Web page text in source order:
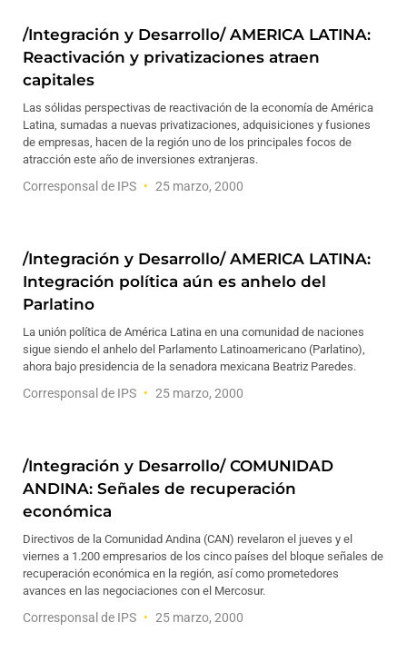
/Integración y Desarrollo/ AMERICA LATINA:
Reactivación y privatizaciones atraen
capitales
Las sólidas perspectivas de reactivación de la economía de América
Latina, sumadas a nuevas privatizaciones, adquisiciones y fusiones
de empresas, hacen de la región uno de los principales focos de
atracción este año de inversiones extranjeras.
Corresponsal de IPS 25 marzo, 2000
/Integración y Desarrollo/ AMERICA LATINA:
Integración política aún es anhelo del
Parlatino
La unión política de América Latina en una comunidad de naciones
sigue siendo el anhelo del Parlamento Latinoamericano (Parlatino),
ahora bajo presidencia de la senadora mexicana Beatriz Paredes.
Corresponsal de IPS 25 marzo, 2000
/Integración y Desarrollo/ COMUNIDAD
ANDINA: Señales de recuperación
económica
Directivos de la Comunidad Andina (CAN) revelaron el jueves y el
viernes a 1.200 empresarios de los cinco países del bloque señales de
recuperación económica en la región, así como prometedores
avances en las negociaciones con el Mercosur.
Corresponsal de IPS 25 marzo, 2000